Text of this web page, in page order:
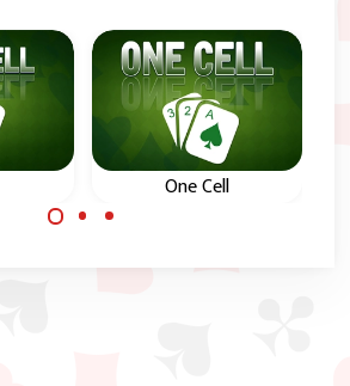
One Cell
spel met slechts